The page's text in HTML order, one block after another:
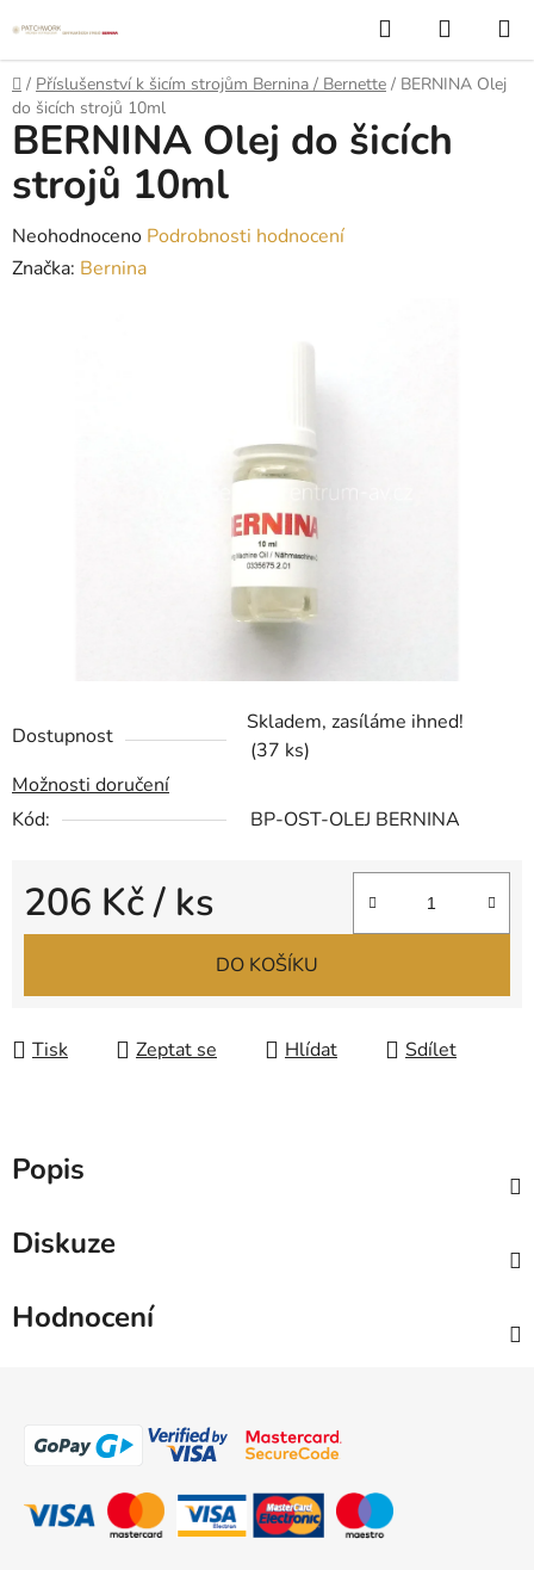
na
obsah
Hledat
KOŠÍK
Domů
/ Příslušenství k šicím strojům Bernina / Bernette / BERNINA Olej
do šicích strojů 10ml
Dostupnost
Skladem, zasíláme ihned!
(37 ks)
Možnosti doručení
Kód:
BP-OST-OLEJ BERNINA
206 Kč/ ks
Měrná cena:
DO KOŠÍKU
Tisk Zeptat se Hlídat Sdílet
BERNINA Olej do šicích
strojů 10ml
Průměrné
hodnocení
Neohodnoceno Podrobnosti hodnocení
Značka: Bernina
Popis
Diskuze
Hodnocení